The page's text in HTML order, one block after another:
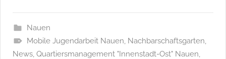
Nauen
Mobile Jugendarbeit Nauen, Nachbarschaftsgarten,
News, Quartiersmanagement "Innenstadt-Ost" Nauen,